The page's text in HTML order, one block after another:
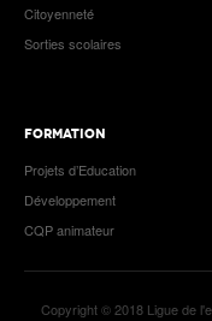
Citoyenneté
Sorties scolaires
FORMATION
Projets d’Education
Développement
CQP animateur
Copyright © 2018 Ligue de